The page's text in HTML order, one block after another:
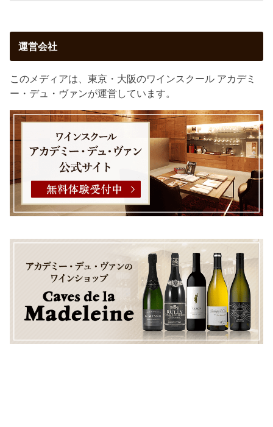
運営会社
このメディアは、東京・大阪のワインスクール アカデミ
ー・デュ・ヴァンが運営しています。